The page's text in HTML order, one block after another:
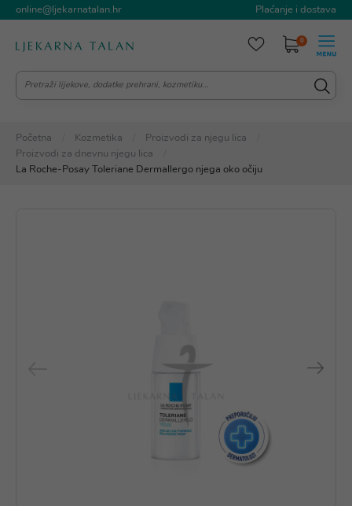
online@ljekarnatalan.hr Plaćanje i dostava
0
Početna Kozmetika
Proizvodi za njegu lica
Proizvodi za dnevnu njegu lica
La Roche-Posay Toleriane Dermallergo njega oko očiju